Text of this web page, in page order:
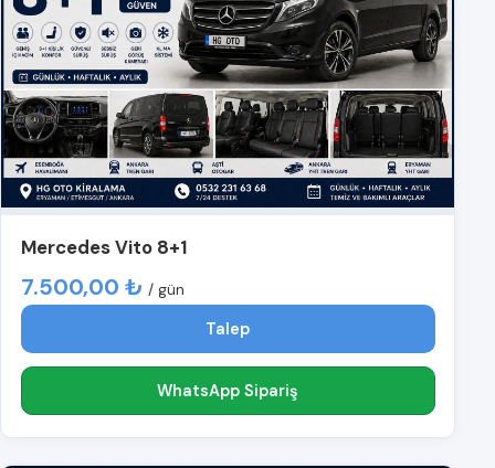
Mercedes Vito 8+1
7.500,00 ₺ / gün
Talep
WhatsApp Sipariş